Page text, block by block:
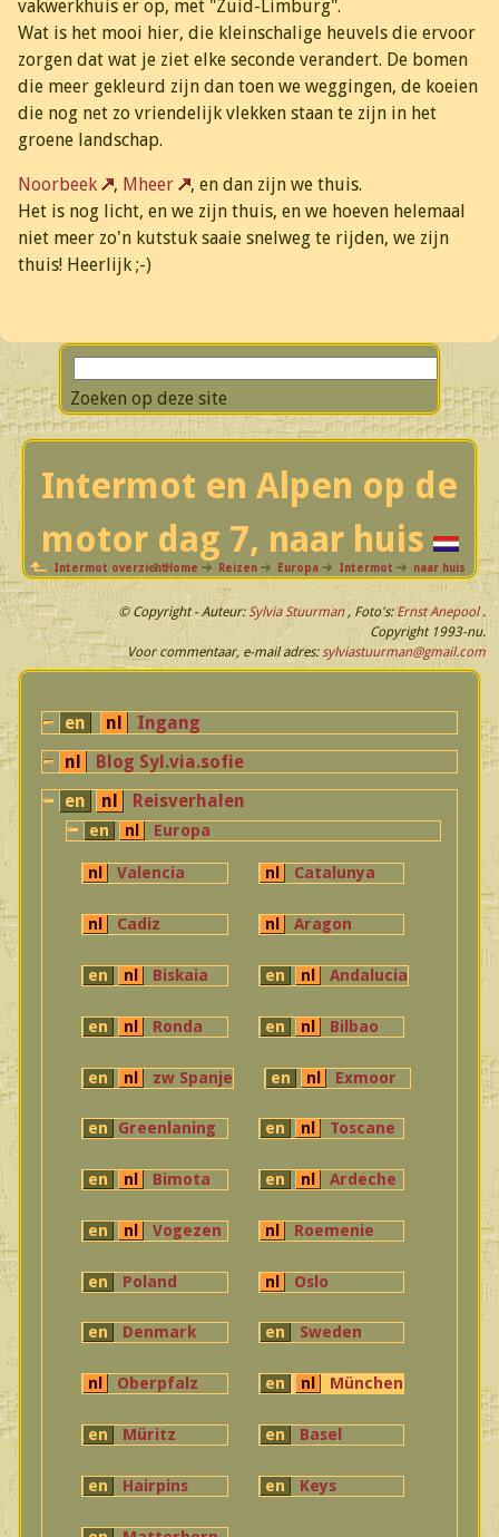
vakwerkhuis er op, met "Zuid-Limburg".
Wat is het mooi hier, die kleinschalige heuvels die ervoor
zorgen dat wat je ziet elke seconde verandert. De bomen
die meer gekleurd zijn dan toen we weggingen, de koeien
die nog net zo vriendelijk vlekken staan te zijn in het
groene landschap.
Noorbeek , Mheer
, en dan zijn we thuis.
Het is nog licht, en we zijn thuis, en we hoeven helemaal
niet meer zo'n kutstuk saaie snelweg te rijden, we zijn
thuis! Heerlijk ;-)
Zoeken op deze site
Intermot en Alpen op de
motor dag 7, naar huis
Intermot overzichtHome Reizen Europa Intermot naar huis
© Copyright - Auteur:Sylvia Stuurman , Foto's:Ernst Anepool .
Copyright 1993-nu.
Voor commentaar, e-mail adres:sylviastuurman@gmail.com
en nl
Ingang
nl
Blog Syl.via.sofie
en
nl Reisverhalen
en nl Europa
nl Valencia nl Catalunya
nl Cadiz nl Aragon
en nl Biskaia en nl Andalucia
en nl Ronda en nl Bilbao
en nl zw Spanje en nl Exmoor
en Greenlaning en nl Toscane
en nl Bimota en nl Ardeche
en nl Vogezen nl Roemenie
en Poland nl Oslo
en Denmark en Sweden
nl Oberpfalz en nl München
en Müritz en Basel
en Hairpins en Keys